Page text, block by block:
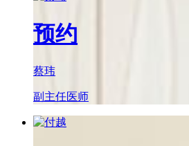
预约
蔡玮
副主任医师